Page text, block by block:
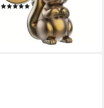
(12)
lieferbar - in 4-5 Werktagen bei dir